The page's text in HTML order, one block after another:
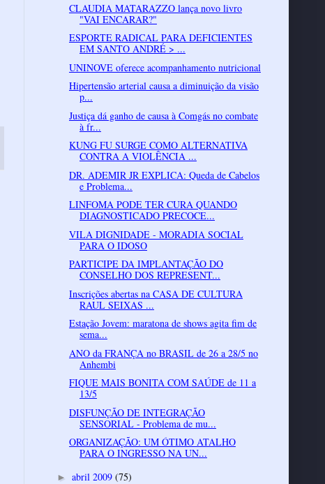
CLAUDIA MATARAZZO lança novo livro
"VAI ENCARAR?"
ESPORTE RADICAL PARA DEFICIENTES
EM SANTO ANDRÉ > ...
UNINOVE oferece acompanhamento nutricional
Hipertensão arterial causa a diminuição da visão
p...
Justiça dá ganho de causa à Comgás no combate
à fr...
KUNG FU SURGE COMO ALTERNATIVA
CONTRA A VIOLÊNCIA ...
DR. ADEMIR JR EXPLICA: Queda de Cabelos
e Problema...
LINFOMA PODE TER CURA QUANDO
DIAGNOSTICADO PRECOCE...
VILA DIGNIDADE - MORADIA SOCIAL
PARA O IDOSO
PARTICIPE DA IMPLANTAÇÃO DO
CONSELHO DOS REPRESENT...
Inscrições abertas na CASA DE CULTURA
RAUL SEIXAS ...
Estação Jovem: maratona de shows agita fim de
sema...
ANO da FRANÇA no BRASIL de 26 a 28/5 no
Anhembi
FIQUE MAIS BONITA COM SAÚDE de 11 a
13/5
DISFUNÇÃO DE INTEGRAÇÃO
SENSORIAL - Problema de mu...
ORGANIZAÇÃO: UM ÓTIMO ATALHO
PARA O INGRESSO NA UN...
► abril 2009 (75)